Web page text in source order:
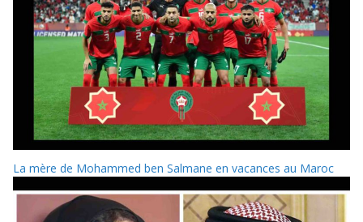
La mère de Mohammed ben Salmane en vacances au Maroc